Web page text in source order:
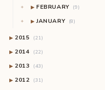
▶ FEBRUARY (9)
▶ JANUARY (8)
▶ 2015 (21)
▶ 2014 (22)
▶ 2013 (43)
▶ 2012 (31)